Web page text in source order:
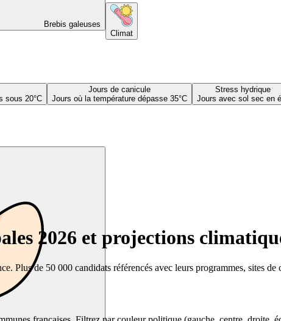
Brebis galeuses
Climat
sous 20°C
Jours de canicule
Jours où la température dépasse 35°C
Stress hydrique
Jours avec sol sec en
2026 et projections
Plus de 50 000 candidats référencés avec leurs programmes, sites de